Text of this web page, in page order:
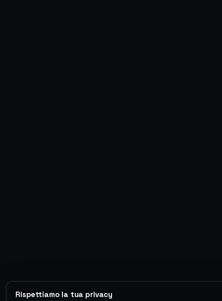
Rispettiamo la tua privacy